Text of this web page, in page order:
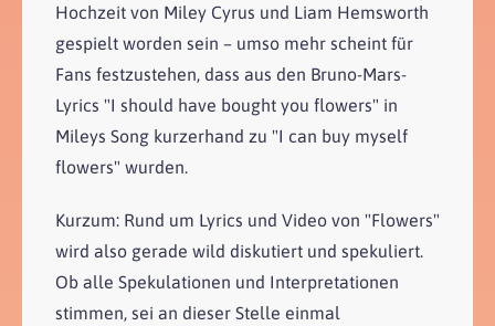
Hochzeit von Miley Cyrus und Liam Hemsworth
gespielt worden sein – umso mehr scheint für
Fans festzustehen, dass aus den Bruno-Mars-
Lyrics "I should have bought you flowers" in
Mileys Song kurzerhand zu "I can buy myself
flowers" wurden.
Kurzum: Rund um Lyrics und Video von "Flowers"
wird also gerade wild diskutiert und spekuliert.
Ob alle Spekulationen und Interpretationen
stimmen, sei an dieser Stelle einmal